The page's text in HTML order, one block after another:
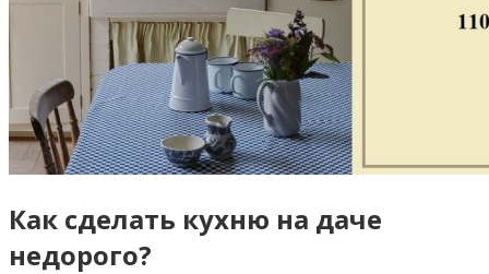
Как сделать кухню на даче
недорого?